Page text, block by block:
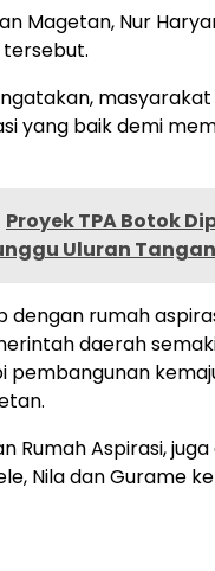
Magetan, Nur
tersebut.
yang baik demi
Proyek TPA Botok
Uluran
dengan rumah
daerah
pembangunan
Rumah Aspirasi,
Nila dan Gurame